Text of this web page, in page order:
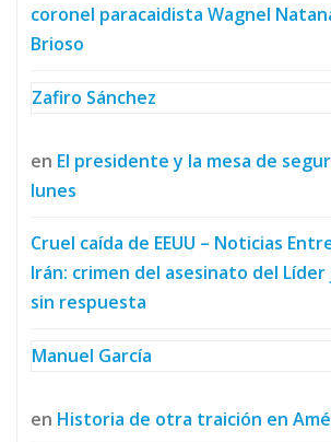
coronel paracaidista Wagnel
Brioso
Zafiro Sánchez
en El presidente y la mesa de
lunes
Cruel caída de EEUU – Noticias
Irán: crimen del asesinato del Líder
sin respuesta
Manuel García
en Historia de otra traición en